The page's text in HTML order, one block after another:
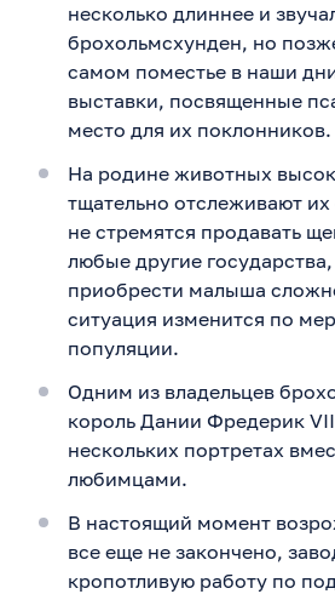
несколько длиннее и
брохольмсхунден, но
самом поместье в наши
выставки, посвященные
место для их поклонников.
На родине животных
тщательно отслеживают
не стремятся продавать
любые другие
приобрести малыша
ситуация изменится по
популяции.
Одним из владельцев
король Дании Фредерик
нескольких портретах
любимцами.
В настоящий момент
все еще не закончено,
кропотливую работу по